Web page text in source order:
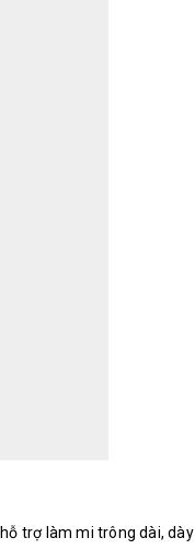
trợ làm mi trông dài, dày